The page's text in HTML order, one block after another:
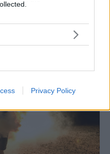
Privacy Policy